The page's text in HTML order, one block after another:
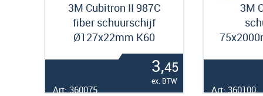
3M Cubitron II 987C
fiber schuurschijf
Ø127x22mm K60
3,45
ex. BTW
Art: 360075
3M
Art: 360100